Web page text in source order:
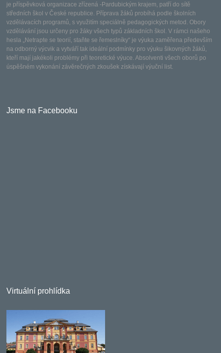
je příspěvková organizace zřízená -Pardubickým krajem, patří do sítě
středních škol v České republice. Příprava žáků probíhá podle školních
vzdělávacích programů, s využitím speciálně pedagogických metod. Obory
vzdělávání jsou určeny pro žáky všech typů základních škol. V rámci našeho
hesla „Netrapte se teorií, staňte se řemeslníky“ je výuka zaměřena především
na odborný výcvik a vytváří tak ideální podmínky pro výuku šikovných žáků,
kteří mají jakékoli problémy při teoretické výuce. Absolventi všech oborů po
úspěšném vykonání závěrečných zkoušek získávají výuční list.
Jsme na Facebooku
Virtuální prohlídka